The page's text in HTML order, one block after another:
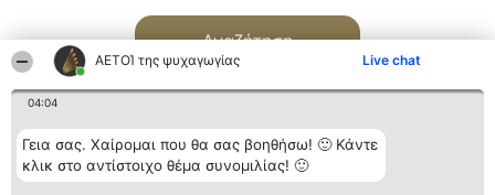
ΑΕΤΟΊ της ψυχαγωγίας Live chat
04:04
Γεια σας. Χαίρομαι που θα σας βοηθήσω! 🙂 Κάντε
κλικ στο αντίστοιχο θέμα συνομιλίας! 🙂
Αναζήτηση